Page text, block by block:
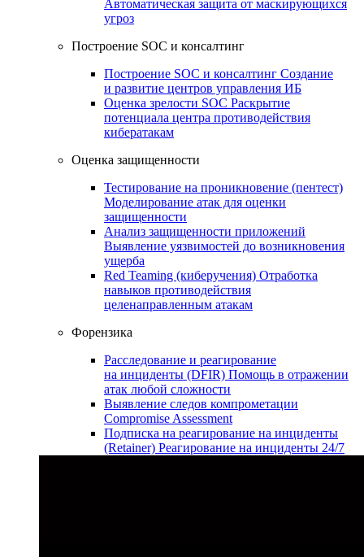
Автоматическая защита от маскирующихся
угроз
Построение SOC и консалтинг
Построение SOC и консалтинг Создание
и развитие центров управления ИБ
Оценка зрелости SOC Раскрытие
потенциала центра противодействия
кибератакам
Оценка защищенности
Тестирование на проникновение (пентест)
Моделирование атак для оценки
защищенности
Анализ защищенности приложений
Выявление уязвимостей до возникновения
ущерба
Red Teaming (киберучения) Отработка
навыков противодействия
целенаправленным атакам
Форензика
Расследование и реагирование
на инциденты (DFIR) Помощь в отражении
атак любой сложности
Выявление следов компрометации
Compromise Assessment
Подписка на реагирование на инциденты
(Retainer) Реагирование на инциденты 24/7